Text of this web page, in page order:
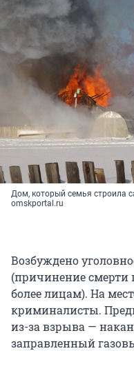
Дом, который семья строила
omskportal.ru
Возбуждено
(причинение смерти
более лицам). На
криминалисты.
из-за взрыва —
заправленный